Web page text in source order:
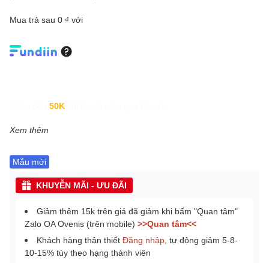
Mua trả sau 0 ₫ với
50K
Xem thêm
Mẫu mới
KHUYỄN MÃI - ƯU ĐÃI
Giảm thêm 15k trên giá đã giảm khi bấm "Quan tâm"
Zalo OA Ovenis (trên mobile) >>Quan tâm<<
Khách hàng thân thiết Đăng nhập , tự động giảm 5-8-
10-15% tùy theo hạng thành viên